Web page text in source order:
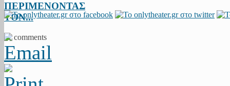
ΠΕΡΙΜΕΝΟΝΤΑΣ
ΤΟΝ...
11 comments